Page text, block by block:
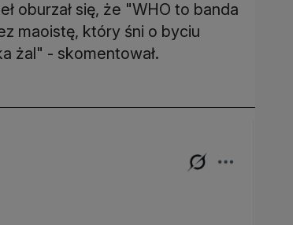
oburzał się, że "WHO to banda
maoistę, który śni o byciu
żal" - skomentował.